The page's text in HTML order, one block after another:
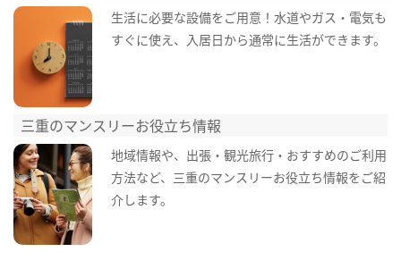
生活に必要な設備をご用意！水道やガス・電気も
すぐに使え、入居日から通常に生活ができます。
三重のマンスリーお役立ち情報
地域情報や、出張・観光旅行・おすすめのご利用
方法など、三重のマンスリーお役立ち情報をご紹
介します。